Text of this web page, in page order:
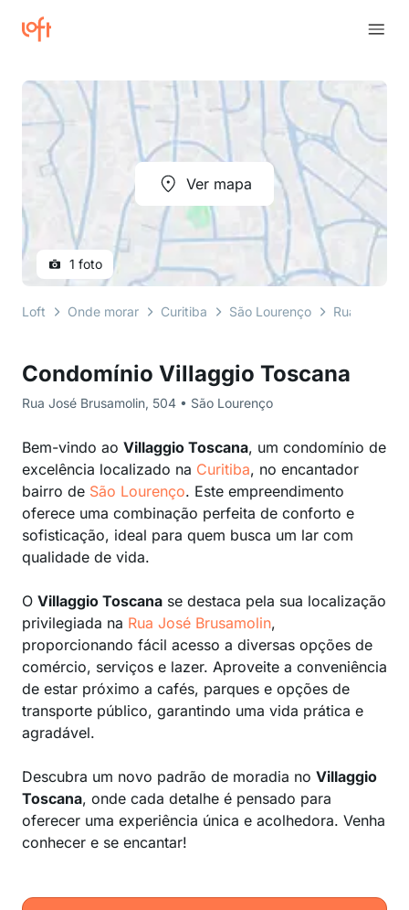
Condomínio Villaggio Toscana
Rua José Brusamolin, 504 • São Lourenço
Bem-vindo ao Villaggio Toscana, um condomínio de
excelência localizado na Curitiba, no encantador
bairro de São Lourenço. Este empreendimento
oferece uma combinação perfeita de conforto e
sofisticação, ideal para quem busca um lar com
qualidade de vida.
O Villaggio Toscana se destaca pela sua localização
privilegiada na Rua José Brusamolin,
proporcionando fácil acesso a diversas opções de
comércio, serviços e lazer. Aproveite a conveniência
de estar próximo a cafés, parques e opções de
transporte público, garantindo uma vida prática e
agradável.
Descubra um novo padrão de moradia no Villaggio
Toscana, onde cada detalhe é pensado para
oferecer uma experiência única e acolhedora. Venha
conhecer e se encantar!
Ver mapa
1 foto
Loft Onde morar Curitiba São Lourenço Rua José